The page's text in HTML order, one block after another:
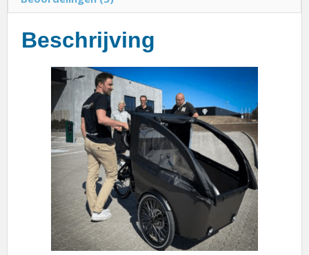
Beschrijving